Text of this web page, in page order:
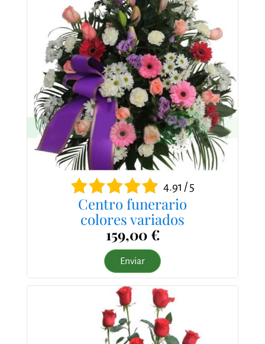
4.91 / 5
Centro funerario
colores variados
159,00 €
Enviar